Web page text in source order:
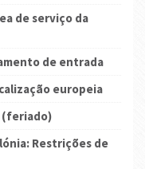
de serviço da
de entrada
europeia
(feriado)
Restrições de